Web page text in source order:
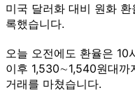
미국 달러화 대비 원화
록했습니다.
오늘 오전에도 환율은 10
이후 1,530∼1,540원대까
거래를 마쳤습니다.